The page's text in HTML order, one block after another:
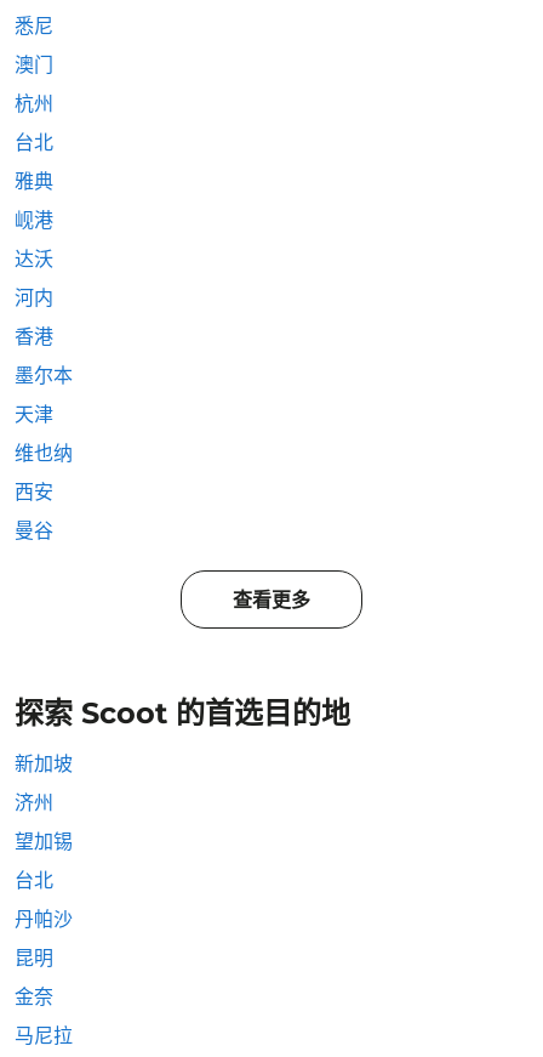
悉尼
澳门
杭州
台北
雅典
岘港
达沃
河内
香港
墨尔本
天津
维也纳
西安
曼谷
查看更多
探索 Scoot 的首选目的地
新加坡
济州
望加锡
台北
丹帕沙
昆明
金奈
马尼拉